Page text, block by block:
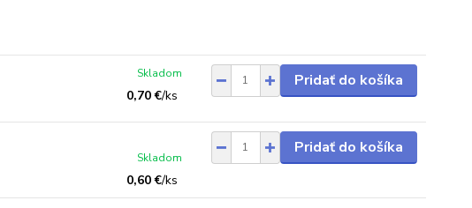
0,70 €/ks
Skladom Pridať do košíka
0,60 €/ks
Skladom
Pridať do košíka